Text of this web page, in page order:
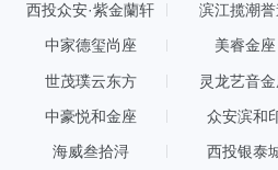
西投众安·紫金蘭轩 滨江揽潮誉
中家德玺尚座 美睿金座
世茂璞云东方 灵龙艺音
中豪悦和金座 众安滨和
海威叁拾浔 西投银泰